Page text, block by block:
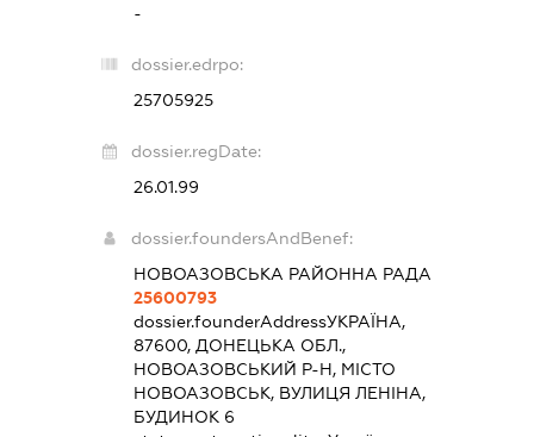
-
dossier.edrpo:
25705925
dossier.regDate:
26.01.99
dossier.foundersAndBenef:
НОВОАЗОВСЬКА РАЙОННА РАДА
25600793
dossier.founderAddressУКРАЇНА,
87600, ДОНЕЦЬКА ОБЛ.,
НОВОАЗОВСЬКИЙ Р-Н, МІСТО
НОВОАЗОВСЬК, ВУЛИЦЯ ЛЕНІНА,
БУДИНОК 6